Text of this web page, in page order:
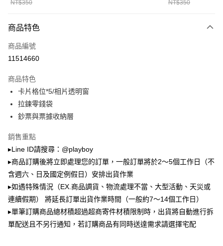
2.付款方式選擇「大哥付你分期」，訂單成立後會自動跳轉到大哥付的交易
成交易。
3.實際核准額度、可分期數及費用金額請依後續交易確認頁面所載為準。
消。如遇「轉專審核」未通過狀況，表示未達大哥付你分期系統評分，恕無
法說明評估內容。
【繳款方式說明】
1.分期款項不併入電信帳單，「大哥付你分期」於每月結算日後寄送繳費提
2.透過簡訊連結打開帳單後，可選擇「超商條碼／台灣大直營門市／銀行轉
【注意事項】
1.本服務係由「台灣大哥大股份有限公司」（以下簡稱本公司）所提供，讓
用戶於交易時，得透過本服務購買商品或服務，並由商店將買賣／分期付款
買賣價金債權讓與本公司後，依約使用本公司帳單繳交帳款。
2.基於同意付款使用「大哥付你分期」之契約關係目的，商店將以您的個人
資料（包含姓名、電話或地址）提供予台灣大哥大進項蒐集、處理及利用，
由本公司與您本人進行分期帳單所需資料之確認、核對及更正。
3.完整用戶服務條款，請詳閱以下連結：https://oppay.tw/userRule
運送方式
全家取貨付款
付款後全家取貨
每筆NT$100，滿NT$700(含以上)免運費
每筆NT$100，滿NT$900(含以上)免運費
付款後萊爾富取貨
7-11取貨付款
每筆NT$100，滿NT$900(含以上)免運費
付款後7-11取貨
NT$350 NT$350
商品特色
商品編號
11514660
商品特色
卡片格位*5/相片透明窗
拉鍊零錢袋
鈔票與票據收納層
銷售重點
▸Line ID請搜尋：@playboy
▸商品訂購後將立即處理您的訂單，一般訂單將於2～5個工作日（不
含週六、日及國定例假日）安排出貨作業
▸如遇特殊情況（EX.商品調貨、物流處理不當、大型活動、天災或
連續假期） 將延長訂單出貨作業時間（一般約7～14個工作日）
▸單筆訂購商品總材積超過超商寄件材積限制時，出貨將自動進行拆
單配送且不另行通知，若訂購商品有同時送達需求請選擇宅配